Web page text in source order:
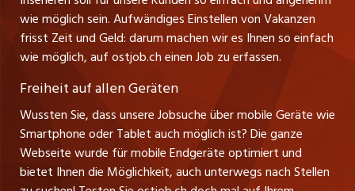
Führungspositionen
Management / Kader-Jobs
Berufsgruppen
Top-Regionen
Jobline
Impressum
jobbasel.ch
jobbern.ch
jobmittelland.ch
jobzüri.ch
schaffu.ch (VS)
info@ostjob.ch/inserate@ostjob.ch
Henrik Jasek
Leiter ostjob.ch
Fredy Pillinger
Verkauf und Beratung
Christoph Walzl
Verkauf und Beratung
wie möglich sein. Aufwändiges Einstellen von Vakanzen
frisst Zeit und Geld: darum machen wir es Ihnen so einfach
wie möglich, auf ostjob.ch einen Job zu erfassen.
Freiheit auf allen Geräten
Wussten Sie, dass unsere Jobsuche über mobile Geräte wie
Smartphone oder Tablet auch möglich ist? Die ganze
Webseite wurde für mobile Endgeräte optimiert und
bietet Ihnen die Möglichkeit, auch unterwegs nach Stellen